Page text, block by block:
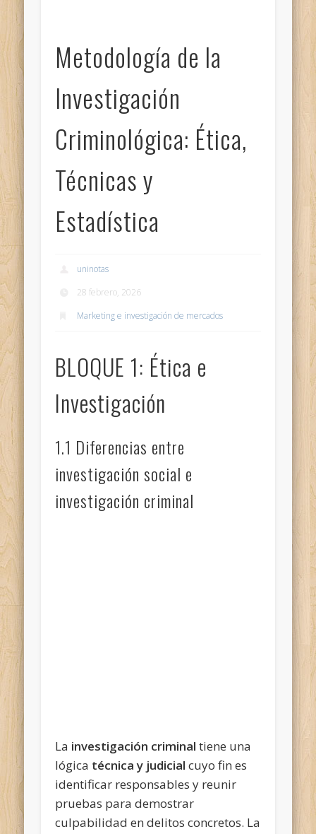
Metodología de la
Investigación
Criminológica: Ética,
Técnicas y
Estadística
uninotas
28 febrero, 2026
Marketing e investigación de mercados
BLOQUE 1: Ética e
Investigación
1.1 Diferencias entre
investigación social e
investigación criminal
La investigación criminal tiene una
lógica técnica y judicial cuyo fin es
identificar responsables y reunir
pruebas para demostrar
culpabilidad en delitos concretos. La